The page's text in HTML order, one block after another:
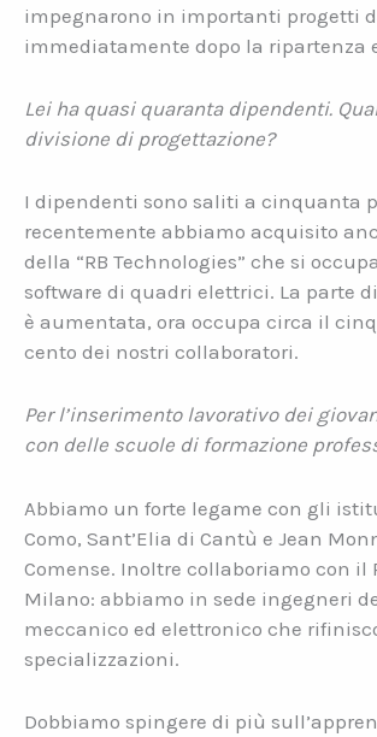
impegnarono in importanti progetti
immediatamente dopo la ripartenza
Lei ha quasi quaranta dipendenti.
divisione di progettazione?
I dipendenti sono saliti a cinquanta
recentemente abbiamo acquisito
della “RB Technologies” che si
software di quadri elettrici. La parte
è aumentata, ora occupa circa il
cento dei nostri collaboratori.
Per l’inserimento lavorativo dei
con delle scuole di formazione
Abbiamo un forte legame con gli
Como, Sant’Elia di Cantù e Jean
Comense. Inoltre collaboriamo con il
Milano: abbiamo in sede ingegneri
meccanico ed elettronico che
specializzazioni.
Dobbiamo spingere di più